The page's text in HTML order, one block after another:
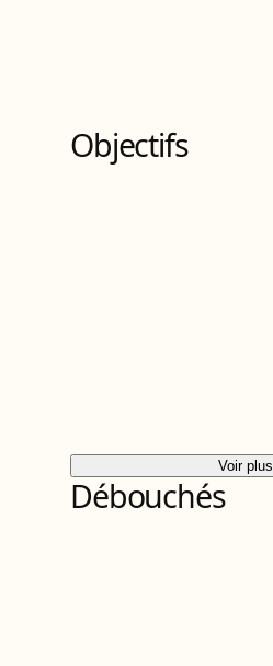
Objectifs
Voir plus
Débouchés